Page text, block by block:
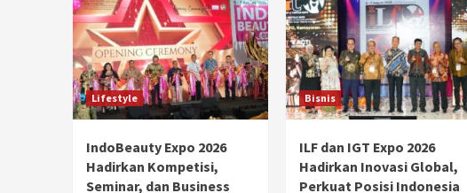
Lifestyle
IndoBeauty Expo 2026
Hadirkan Kompetisi,
Seminar, dan Business
Bisnis
ILF dan IGT Expo 2026
Hadirkan Inovasi Global,
Perkuat Posisi Indonesia